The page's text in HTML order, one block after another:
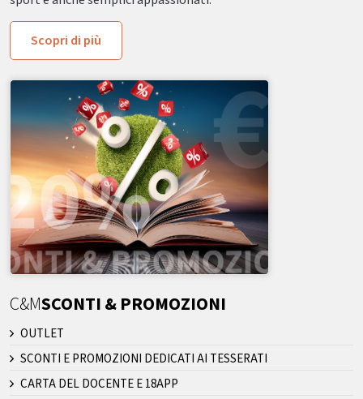
Scopri di più
C&MSCONTI & PROMOZIONI
OUTLET
SCONTI E PROMOZIONI DEDICATI AI TESSERATI
CARTA DEL DOCENTE E 18APP